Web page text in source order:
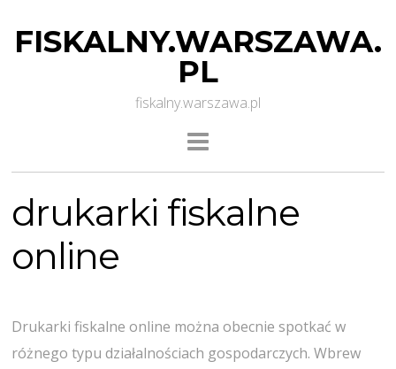
FISKALNY.WARSZAWA.
PL
fiskalny.warszawa.pl
drukarki fiskalne
online
Drukarki fiskalne online można obecnie spotkać w
różnego typu działalnościach gospodarczych. Wbrew